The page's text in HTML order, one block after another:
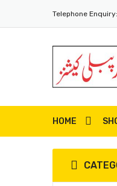
Telephone Enquiry:
HOME